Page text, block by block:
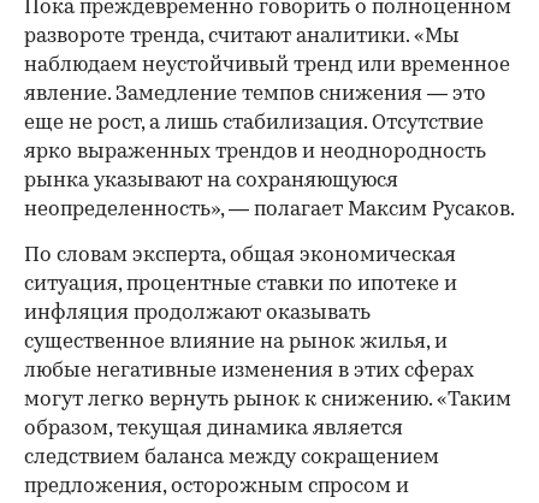
Пока преждевременно говорить о полноценном
развороте тренда, считают аналитики. «Мы
наблюдаем неустойчивый тренд или временное
явление. Замедление темпов снижения — это
еще не рост, а лишь стабилизация. Отсутствие
ярко выраженных трендов и неоднородность
рынка указывают на сохраняющуюся
неопределенность», — полагает Максим Русаков.
По словам эксперта, общая экономическая
ситуация, процентные ставки по ипотеке и
инфляция продолжают оказывать
существенное влияние на рынок жилья, и
любые негативные изменения в этих сферах
могут легко вернуть рынок к снижению. «Таким
образом, текущая динамика является
следствием баланса между сокращением
предложения, осторожным спросом и